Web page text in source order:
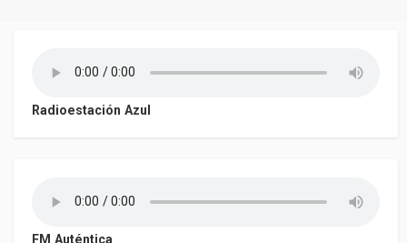
Radioestación Azul
FM Auténtica